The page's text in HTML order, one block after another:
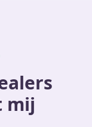
mij